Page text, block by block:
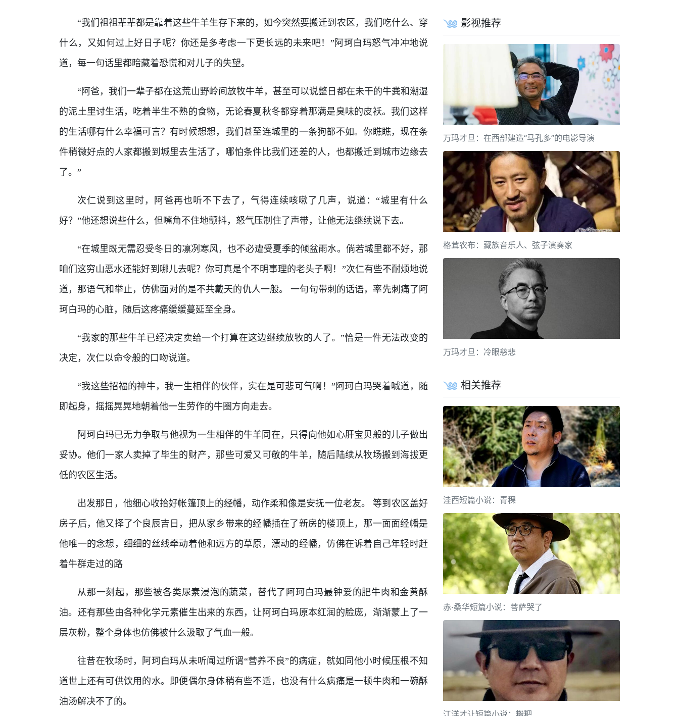
“我们祖祖辈辈都是靠着这些牛羊生存下来的，如今突然要搬迁到农区，我们吃什么、穿
什么，又如何过上好日子呢？你还是多考虑一下更长远的未来吧！”阿珂白玛怒气冲冲地说
道，每一句话里都暗藏着恐慌和对儿子的失望。
“阿爸，我们一辈子都在这荒山野岭间放牧牛羊，甚至可以说整日都在未干的牛粪和潮湿
的泥土里讨生活，吃着半生不熟的食物，无论春夏秋冬都穿着那满是臭味的皮袄。我们这样
的生活哪有什么幸福可言？有时候想想，我们甚至连城里的一条狗都不如。你瞧瞧，现在条
件稍微好点的人家都搬到城里去生活了，哪怕条件比我们还差的人，也都搬迁到城市边缘去
了。”
次仁说到这里时，阿爸再也听不下去了，气得连续咳嗽了几声，说道：“城里有什么
好？”他还想说些什么，但嘴角不住地颤抖，怒气压制住了声带，让他无法继续说下去。
“在城里既无需忍受冬日的凛冽寒风，也不必遭受夏季的倾盆雨水。倘若城里都不好，那
咱们这穷山恶水还能好到哪儿去呢？你可真是个不明事理的老头子啊！”次仁有些不耐烦地说
道，那语气和举止，仿佛面对的是不共戴天的仇人一般。 一句句带刺的话语，率先刺痛了阿
珂白玛的心脏，随后这疼痛缓缓蔓延至全身。
“我家的那些牛羊已经决定卖给一个打算在这边继续放牧的人了。”恰是一件无法改变的
决定，次仁以命令般的口吻说道。
“我这些招福的神牛，我一生相伴的伙伴，实在是可悲可气啊！”阿珂白玛哭着喊道，随
即起身，摇摇晃晃地朝着他一生劳作的牛圈方向走去。
阿珂白玛已无力争取与他视为一生相伴的牛羊同在，只得向他如心肝宝贝般的儿子做出
妥协。他们一家人卖掉了毕生的财产，那些可爱又可敬的牛羊，随后陆续从牧场搬到海拔更
低的农区生活。
出发那日，他细心收拾好帐篷顶上的经幡，动作柔和像是安抚一位老友。 等到农区盖好
房子后，他又择了个良辰吉日，把从家乡带来的经幡插在了新房的楼顶上，那一面面经幡是
他唯一的念想，细细的丝线牵动着他和远方的草原，漂动的经幡，仿佛在诉着自己年轻时赶
着牛群走过的路
从那一刻起，那些被各类尿素浸泡的蔬菜，替代了阿珂白玛最钟爱的肥牛肉和金黄酥
油。还有那些由各种化学元素催生出来的东西，让阿珂白玛原本红润的脸庞，渐渐蒙上了一
层灰粉，整个身体也仿佛被什么汲取了气血一般。
往昔在牧场时，阿珂白玛从未听闻过所谓“营养不良”的病症，就如同他小时候压根不知
道世上还有可供饮用的水。即便偶尔身体稍有些不适，也没有什么病痛是一顿牛肉和一碗酥
油汤解决不了的。
影视推荐
万玛才旦：在西部建造“马孔多”的电影导演
格茸农布：藏族音乐人、弦子演奏家
万玛才旦：冷眼慈悲
相关推荐
洼西短篇小说：青稞
赤·桑华短篇小说：菩萨哭了
江洋才让短篇小说：糌粑